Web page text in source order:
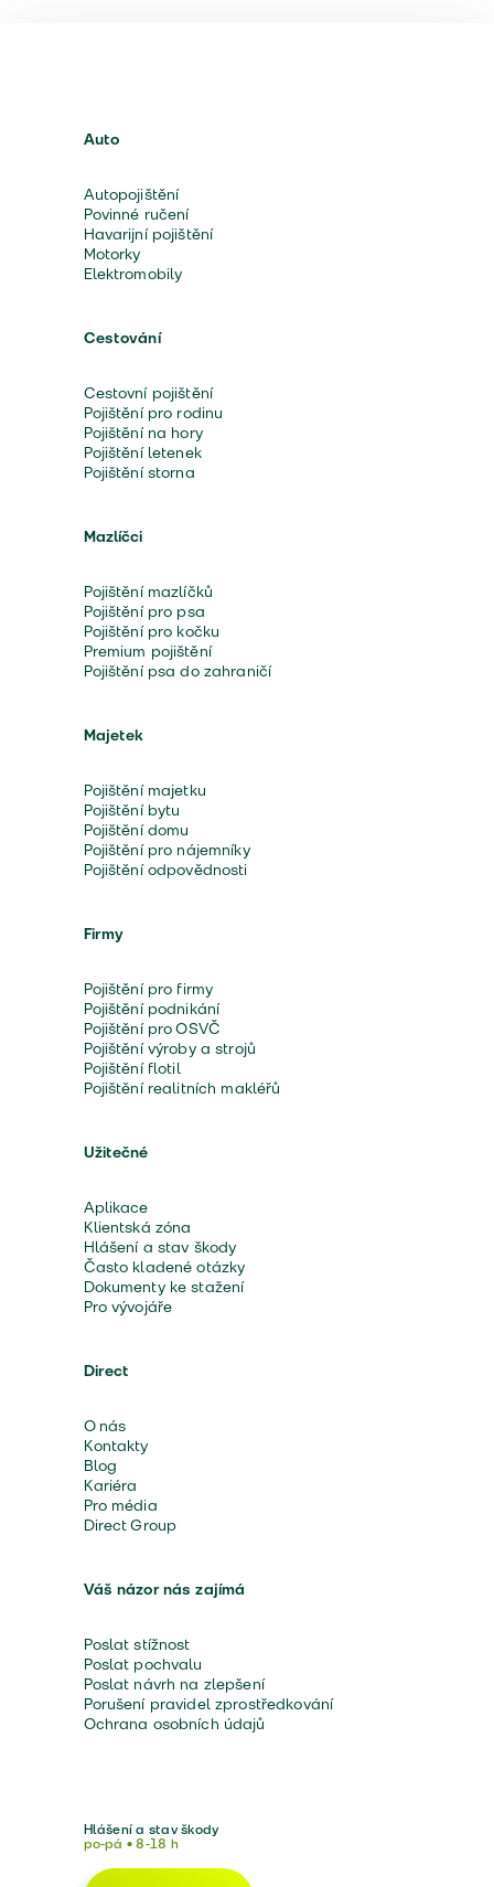
Auto
Autopojištění
Povinné ručení
Havarijní pojištění
Motorky
Elektromobily
Cestování
Cestovní pojištění
Pojištění pro rodinu
Pojištění na hory
Pojištění letenek
Pojištění storna
Mazlíčci
Pojištění mazlíčků
Pojištění pro psa
Pojištění pro kočku
Premium pojištění
Pojištění psa do zahraničí
Majetek
Pojištění majetku
Pojištění bytu
Pojištění domu
Pojištění pro nájemníky
Pojištění odpovědnosti
Firmy
Pojištění pro firmy
Pojištění podnikání
Pojištění pro OSVČ
Pojištění výroby a strojů
Pojištění flotil
Pojištění realitních makléřů
Užitečné
Aplikace
Klientská zóna
Hlášení a stav škody
Často kladené otázky
Dokumenty ke stažení
Pro vývojáře
Direct
O nás
Kontakty
Blog
Kariéra
Pro média
Direct Group
Váš názor nás zajímá
Poslat stížnost
Poslat pochvalu
Poslat návrh na zlepšení
Porušení pravidel zprostředkování
Ochrana osobních údajů
Hlášení a stav škody
po-pá • 8-18 h